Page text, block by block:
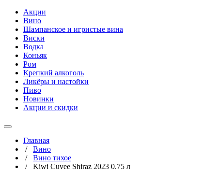
Акции
Вино
Шампанское и игристые вина
Виски
Водка
Коньяк
Ром
Крепкий алкоголь
Ликёры и настойки
Пиво
Новинки
Акции и скидки
Главная
/ Вино
/ Вино тихое
/ Kiwi Cuvee Shiraz 2023 0.75 л